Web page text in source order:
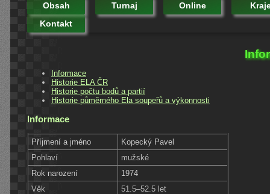
Obsah Turnaj Online
Kontakt
Informace
Historie ELA ČR
Historie počtu bodů a partií
Historie půměrného Ela soupeřů a výkonnosti
Informace
Příjmení a jméno
Kopecký Pavel
Pohlaví
mužské
Rok narození
1974
Věk
51.5–52.5 let